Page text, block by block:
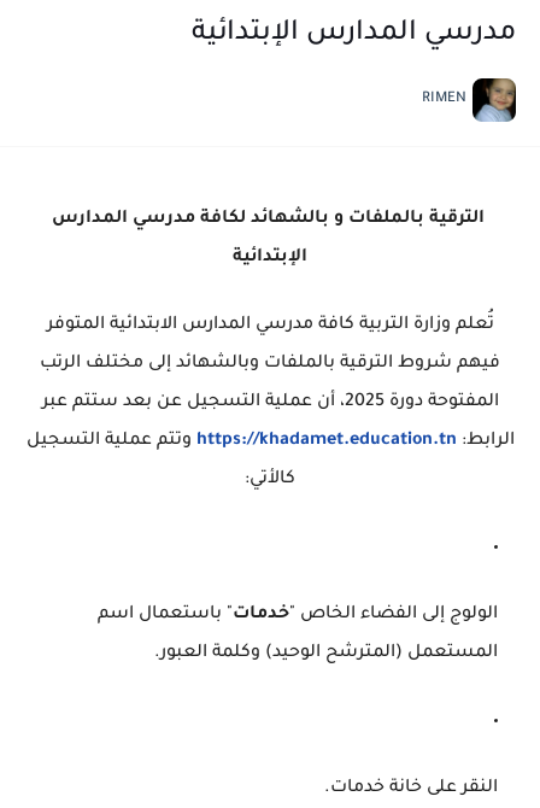
مدرسي المدارس الإبتدائية
RIMEN
الترقية بالملفات و بالشهائد لكافة مدرسي المدارس
الإبتدائية
تُعلم وزارة التربية كافة مدرسي المدارس الابتدائية المتوفر
فيهم شروط الترقية بالملفات وبالشهائد إلى مختلف الرتب
المفتوحة دورة 2025، أن عملية التسجيل عن بعد ستتم عبر
الرابط: https://khadamet.education.tn وتتم عملية التسجيل
كالأتي:
الولوج إلى الفضاء الخاص "خدمات" باستعمال اسم
المستعمل (المترشح الوحيد) وكلمة العبور.
النقر على خانة خدمات.